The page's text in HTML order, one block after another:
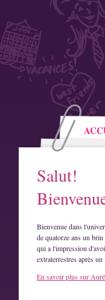
Salut!
Bienvenue dans
de quatorze ans un
qui a l'impression
extraterrestres après
En savoir plus sur